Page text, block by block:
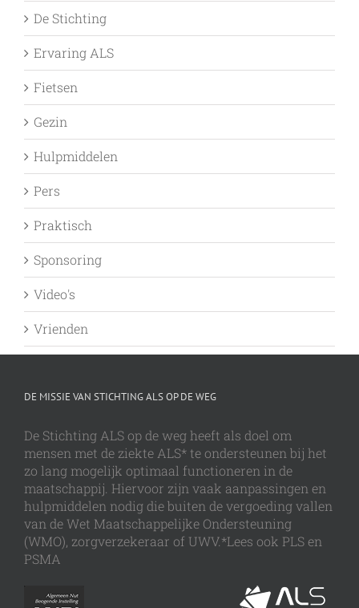
De Stichting
Ervaring ALS
Fietsen
Gezin
Hulpmiddelen
Pers
Praktisch
Sponsoring
Video's
Vrienden
DE MISSIE VAN STICHTING ALS OP DE WEG
De Stichting ALS op de weg heeft als doel om
mensen met de ziekte ALS* te ondersteunen bij het
zo lang mogelijk optimaal functioneren in de
maatschappij. Hiervoor zijn vaak aanpassingen en
hulpmiddelen nodig die buiten de vergoeding vallen
van de Wet Maatschappelijke Ondersteuning
(WMO), zorgverzekeraar of UWV.*Lees ook PLS en
PSMA